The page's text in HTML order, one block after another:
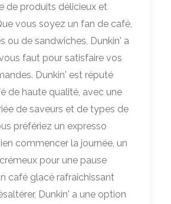
de produits délicieux et
vous soyez un fan de café,
ou de sandwiches, Dunkin' a
faut pour satisfaire vos
Dunkin' est réputé
de haute qualité, avec une
de saveurs et de types de
préfériez un expresso
commencer la journée, un
pour une pause
café glacé rafraîchissant
Dunkin' a une option